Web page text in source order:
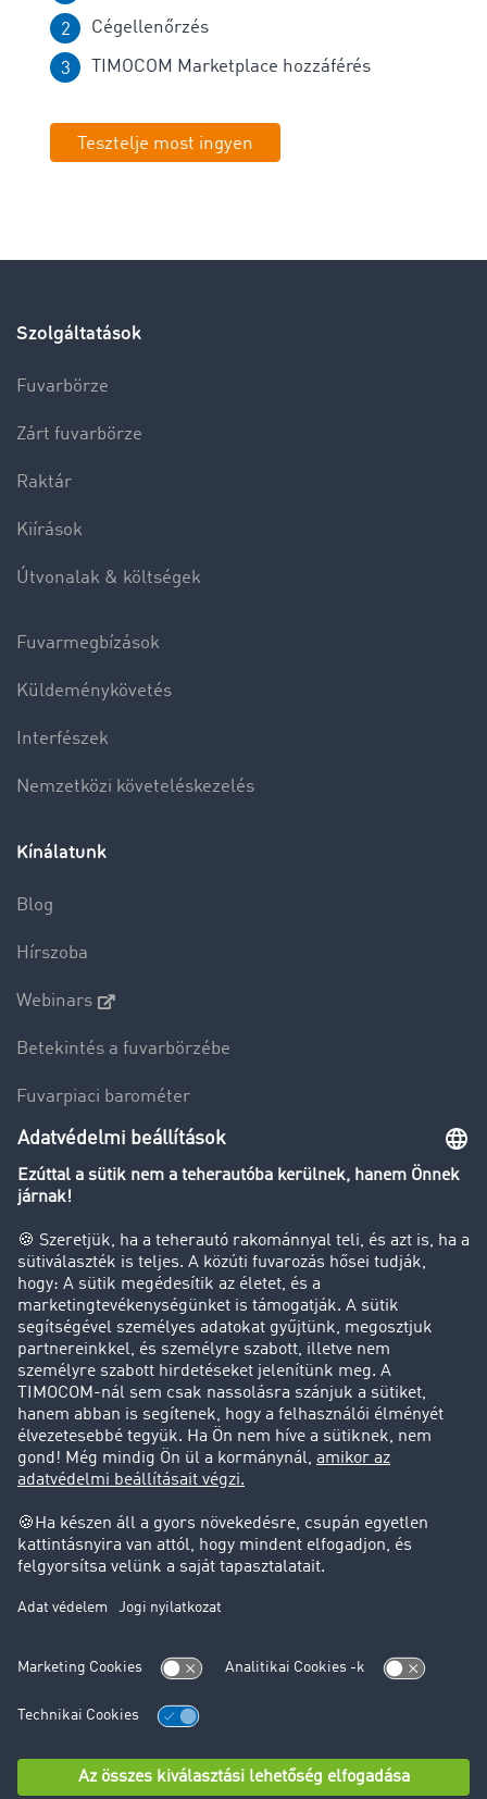
Cégellenőrzés
TIMOCOM Marketplace hozzáférés
Tesztelje most ingyen
Szolgáltatások
Fuvarbörze
Zárt fuvarbörze
Raktár
Kiírások
Útvonalak & költségek
Fuvarmegbízások
Küldeménykövetés
Interfészek
Nemzetközi követeléskezelés
Kínálatunk
Blog
Hírszoba
Webinars
Betekintés a fuvarbörzébe
Fuvarpiaci barométer
Transzportlexikon
Tehergépkocsi-forgalomkorlátozás
Cég
Sikertörténetek
Ügyfél hoz ügyfelet
Jogi információk
Impresszum
Adatvédelem
süti-beállítások
Támogatás